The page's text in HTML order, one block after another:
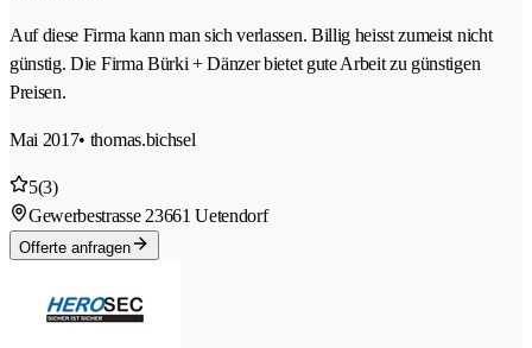
Auf diese Firma kann man sich verlassen. Billig heisst zumeist nicht
günstig. Die Firma Bürki + Dänzer bietet gute Arbeit zu günstigen
Preisen.
Mai 2017• thomas.bichsel
5(3)
Gewerbestrasse 23661 Uetendorf
Offerte anfragen